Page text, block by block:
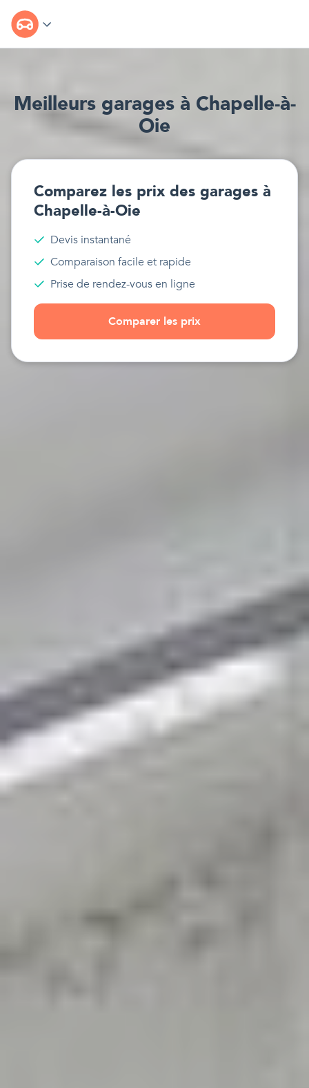
Meilleurs garagesà Chapelle-à-
Oie
Comparez les prix des garages à
Chapelle-à-Oie
Devis instantané
Comparaison facile et rapide
Prise de rendez-vous en ligne
Comparer les prix